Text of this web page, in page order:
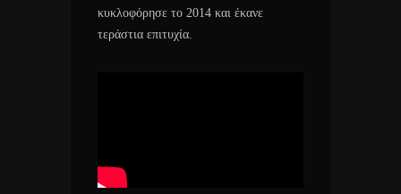
κυκλοφόρησε το 2014 και έκανε
τεράστια επιτυχία.